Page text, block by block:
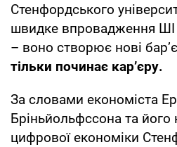
Стенфордського
швидке впровадження ШІ
– воно створює нові
тільки починає кар’єру.
За словами економіста
Бріньйольфссона та його
цифрової економіки